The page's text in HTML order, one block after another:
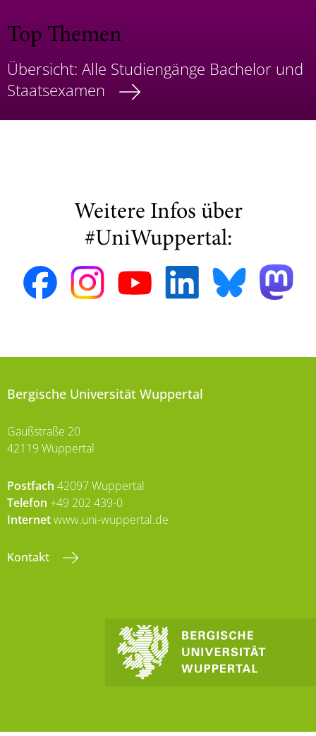
Top Themen
Übersicht: Alle Studiengänge Bachelor und
Staatsexamen
Weitere Infos über
#UniWuppertal:
Bergische Universität Wuppertal
Gaußstraße 20
42119 Wuppertal
Postfach 42097 Wuppertal
Telefon +49 202 439-0
Internetwww.uni-wuppertal.de
Kontakt